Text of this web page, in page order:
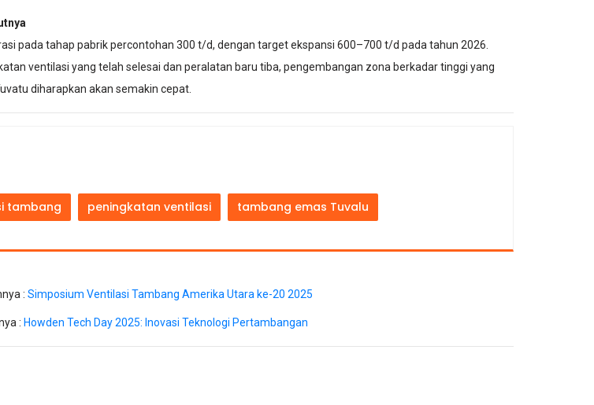
pada tahap pabrik percontohan 300 t/d, dengan target ekspansi 600–700 t/d pada tahun 2026.
ventilasi yang telah selesai dan peralatan baru tiba, pengembangan zona berkadar tinggi yang
diharapkan akan semakin cepat.
tambang peningkatan ventilasi tambang emas Tuvalu
: Simposium Ventilasi Tambang Amerika Utara ke-20 2025
: Howden Tech Day 2025: Inovasi Teknologi Pertambangan